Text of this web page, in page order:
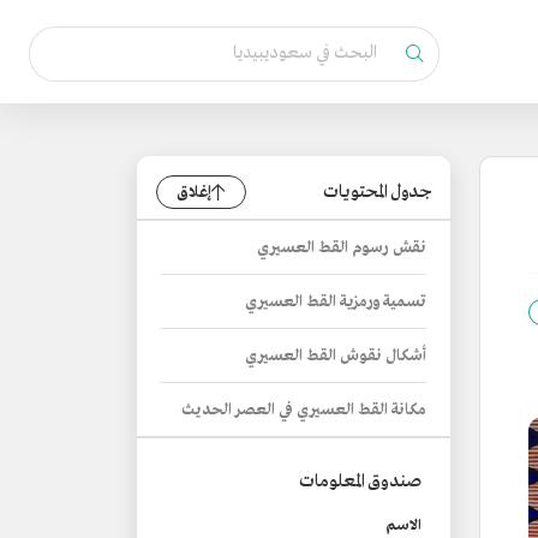
جدول المحتويات إغلاق
نقش رسوم القط العسيري
تسمية ورمزية القط العسيري
أشكال نقوش القط العسيري
مكانة القط العسيري في العصر الحديث
صندوق المعلومات
الاسم